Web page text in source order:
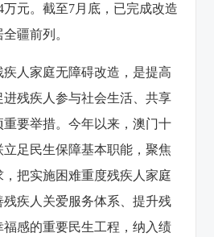
万元。截至7月底，已完成改造
疆前列。
疾人家庭无障碍改造，是提高
残疾人参与社会生活、共享
要举措。今年以来，澳门十
足民生保障基本职能，聚焦
把实施困难重度残疾人家庭
疾人关爱服务体系、提升残
感的重要民生工程，纳入绩